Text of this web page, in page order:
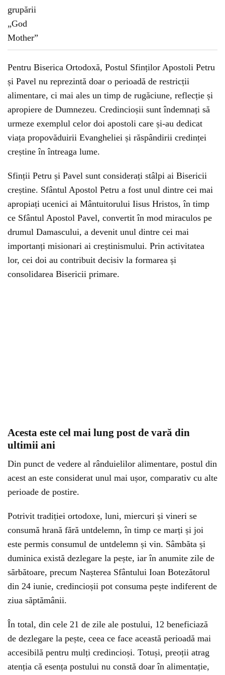
Pentru Biserica Ortodoxă, Postul Sfinților Apostoli Petru
și Pavel nu reprezintă doar o perioadă de restricții
alimentare, ci mai ales un timp de rugăciune, reflecție și
apropiere de Dumnezeu. Credincioșii sunt îndemnați să
urmeze exemplul celor doi apostoli care și-au dedicat
viața propovăduirii Evangheliei și răspândirii credinței
creștine în întreaga lume.
Sfinții Petru și Pavel sunt considerați stâlpi ai Bisericii
creștine. Sfântul Apostol Petru a fost unul dintre cei mai
apropiați ucenici ai Mântuitorului Iisus Hristos, în timp
ce Sfântul Apostol Pavel, convertit în mod miraculos pe
drumul Damascului, a devenit unul dintre cei mai
importanți misionari ai creștinismului. Prin activitatea
lor, cei doi au contribuit decisiv la formarea și
consolidarea Bisericii primare.
Acesta este cel mai lung post de vară din
ultimii ani
Din punct de vedere al rânduielilor alimentare, postul din
acest an este considerat unul mai ușor, comparativ cu alte
perioade de postire.
Potrivit tradiției ortodoxe, luni, miercuri și vineri se
consumă hrană fără untdelemn, în timp ce marți și joi
este permis consumul de untdelemn și vin. Sâmbăta și
duminica există dezlegare la pește, iar în anumite zile de
sărbătoare, precum Nașterea Sfântului Ioan Botezătorul
din 24 iunie, credincioșii pot consuma pește indiferent de
ziua săptămânii.
În total, din cele 21 de zile ale postului, 12 beneficiază
de dezlegare la pește, ceea ce face această perioadă mai
accesibilă pentru mulți credincioși. Totuși, preoții atrag
atenția că esența postului nu constă doar în alimentație,